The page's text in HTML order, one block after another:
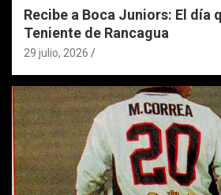
Recibe a Boca Juniors: El día
Teniente de Rancagua
29 julio, 2026